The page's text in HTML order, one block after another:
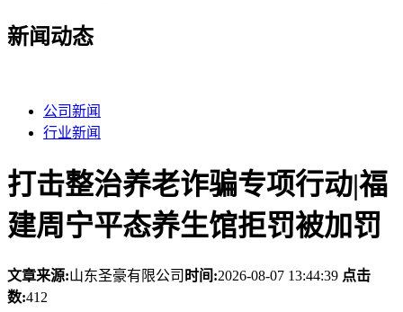
新闻动态
公司新闻
行业新闻
打击整治养老诈骗专项行动|福
建周宁平态养生馆拒罚被加罚
文章来源:山东圣豪有限公司 时间:2026-08-07 13:44:39 点击
数:412